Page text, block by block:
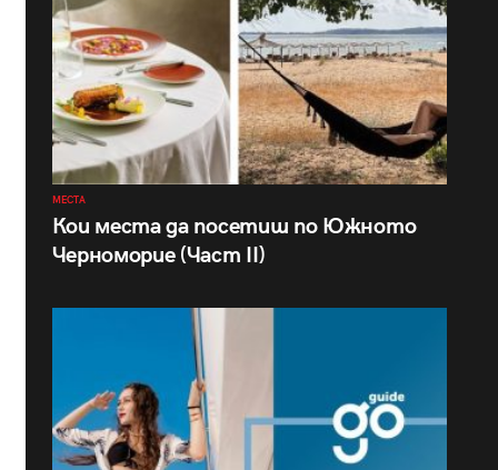
МЕСТА
Кои места да посетиш по Южното
Черноморие (Част II)